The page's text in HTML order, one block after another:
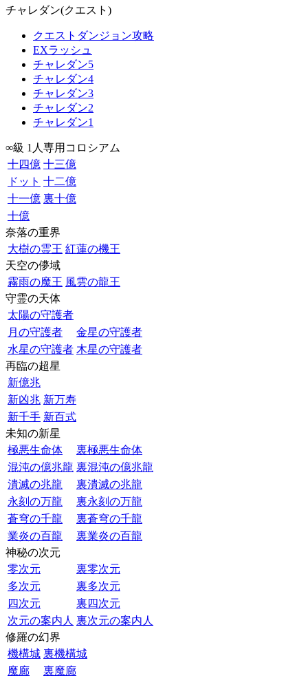
チャレダン(クエスト)
クエストダンジョン攻略
EXラッシュ
チャレダン5
チャレダン4
チャレダン3
チャレダン2
チャレダン1
∞級 1人専用コロシアム
十四億 十三億
ドット 十二億
十一億 裏十億
十億
奈落の重界
大樹の霊王 紅蓮の機王
天空の儚域
霧雨の魔王 風雲の龍王
守霊の天体
太陽の守護者
月の守護者
金星の守護者
水星の守護者 木星の守護者
再臨の超星
新億兆
新凶兆 新万寿
新千手 新百式
未知の新星
極悪生命体
裏極悪生命体
混沌の億兆龍 裏混沌の億兆龍
潰滅の兆龍
裏潰滅の兆龍
永刻の万龍
裏永刻の万龍
蒼穹の千龍
裏蒼穹の千龍
業炎の百龍
裏業炎の百龍
神秘の次元
零次元
裏零次元
多次元
裏多次元
四次元
裏四次元
次元の案内人 裏次元の案内人
修羅の幻界
機構城 裏機構城
魔廊
裏魔廊